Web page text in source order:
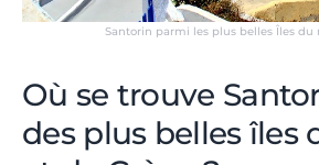
Santorin parmi les plus belles Îles du
Où se trouve
des plus belles îles